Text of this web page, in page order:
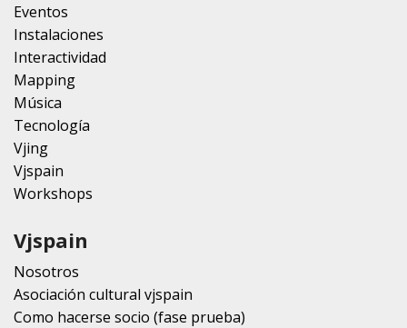
Eventos
Instalaciones
Interactividad
Mapping
Música
Tecnología
Vjing
Vjspain
Workshops
Vjspain
Nosotros
Asociación cultural vjspain
Como hacerse socio (fase prueba)